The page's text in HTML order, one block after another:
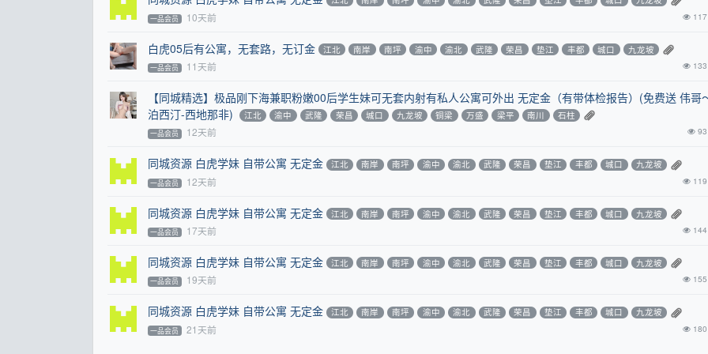
一品会员 10天前 117
白虎05后有公寓，无套路，无订金 江北 南岸 南坪 渝中 渝北 武隆 荣昌 垫江 丰都 城口 九龙坡
一品会员 11天前 133
【同城精选】极品刚下海兼职粉嫩00后学生妹可无套内射有私人公寓可外出 无定金（有带体检报告）(免费送 伟哥
泊西汀-西地那非)
江北 渝中 武隆 荣昌 城口 九龙坡 铜梁 万盛 梁平 南川 石柱
一品会员 12天前 93
同城资源 白虎学妹 自带公寓 无定金 江北 南岸 南坪 渝中 渝北 武隆 荣昌 垫江 丰都 城口 九龙坡
一品会员 12天前 119
同城资源 白虎学妹 自带公寓 无定金 江北 南岸 南坪 渝中 渝北 武隆 荣昌 垫江 丰都 城口 九龙坡
一品会员 17天前 144
同城资源 白虎学妹 自带公寓 无定金 江北 南岸 南坪 渝中 渝北 武隆 荣昌 垫江 丰都 城口 九龙坡
一品会员 19天前 155
同城资源 白虎学妹 自带公寓 无定金 江北 南岸 南坪 渝中 渝北 武隆 荣昌 垫江 丰都 城口 九龙坡
一品会员 21天前 180